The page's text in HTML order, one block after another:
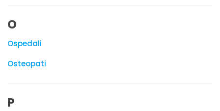
O
Ospedali
Osteopati
P